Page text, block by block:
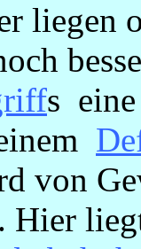
liegen
s
von
Hier